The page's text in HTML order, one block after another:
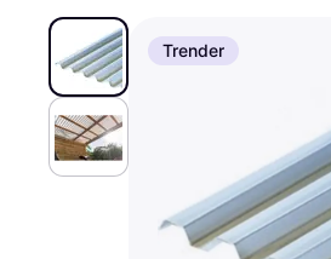
Trender